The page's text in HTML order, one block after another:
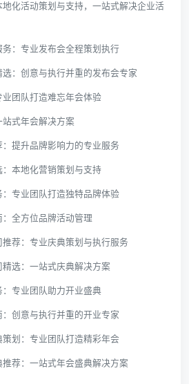
化活动策划与支持，一站式解决企业活
：专业发布会全程策划执行
：创意与执行并重的发布会专家
团队打造难忘年会体验
式年会解决方案
提升品牌影响力的专业服务
本地化营销策划与支持
专业团队打造独特品牌体验
全方位品牌活动管理
荐：专业庆典策划与执行服务
选：一站式庆典解决方案
专业团队助力开业盛典
创意与执行并重的开业专家
划：专业团队打造精彩年会
荐：一站式年会盛典解决方案